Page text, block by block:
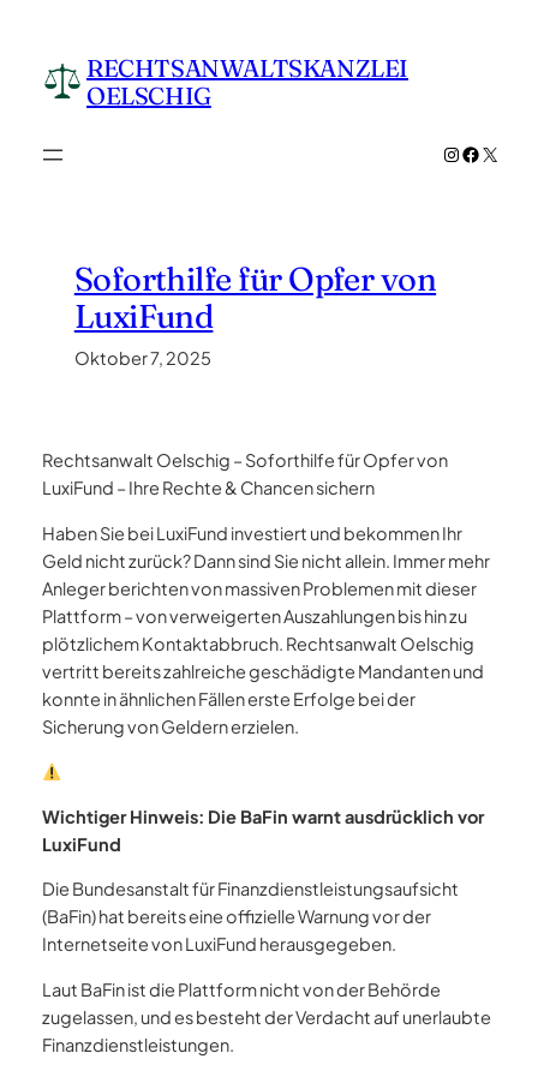
springen RECHTSANWALTSKANZLEI
OELSCHIG
Instagram
X
Soforthilfe für Opfer von
LuxiFund
Oktober 7, 2025
Rechtsanwalt Oelschig – Soforthilfe für Opfer von
LuxiFund – Ihre Rechte & Chancen sichern
Haben Sie bei LuxiFund investiert und bekommen Ihr
Geld nicht zurück? Dann sind Sie nicht allein. Immer mehr
Anleger berichten von massiven Problemen mit dieser
Plattform – von verweigerten Auszahlungen bis hin zu
plötzlichem Kontaktabbruch. Rechtsanwalt Oelschig
vertritt bereits zahlreiche geschädigte Mandanten und
konnte in ähnlichen Fällen erste Erfolge bei der
Sicherung von Geldern erzielen.
Wichtiger Hinweis: Die BaFin warnt ausdrücklich vor
LuxiFund
Die Bundesanstalt für Finanzdienstleistungsaufsicht
(BaFin) hat bereits eine offizielle Warnung vor der
Internetseite von LuxiFund herausgegeben.
Laut BaFin ist die Plattform nicht von der Behörde
zugelassen, und es besteht der Verdacht auf unerlaubte
Finanzdienstleistungen.